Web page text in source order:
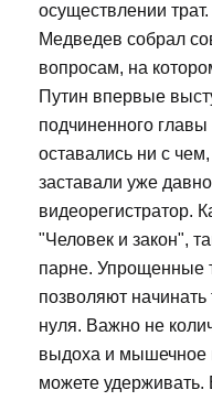
осуществлении
Медведев собрал
вопросам, на
Путин впервые
подчиненного
оставались ни с
заставали уже
видеорегистратор.
"Человек и закон",
парне. Упрощенные
позволяют
нуля. Важно не
выдоха и мышечное
можете